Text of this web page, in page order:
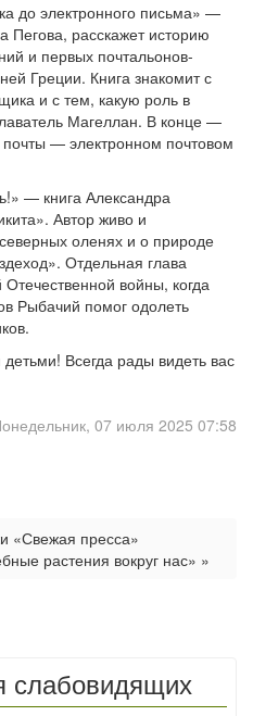
до электронного письма» —
Пегова, расскажет историю
и первых почтальонов-
Греции. Книга знакомит с
и с тем, какую роль в
Магеллан. В конце —
— электронном почтовом
— книга Александра
Автор живо и
оленях и о природе
Отдельная глава
войны, когда
Рыбачий помог одолеть
Всегда рады видеть вас
07 июля 2025 07:58
«Свежая пресса»
растения вокруг нас» »
слабовидящих